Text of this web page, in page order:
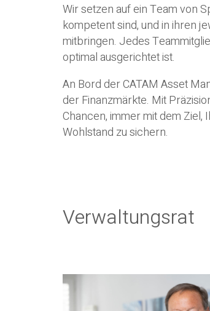
Wir setzen auf ein Team von
kompetent sind, und in ihren
mitbringen. Jedes
optimal ausgerichtet ist.
An Bord der CATAM Asset
der Finanzmärkte. Mit
Chancen, immer mit dem
Wohlstand zu sichern.
Verwaltungsrat